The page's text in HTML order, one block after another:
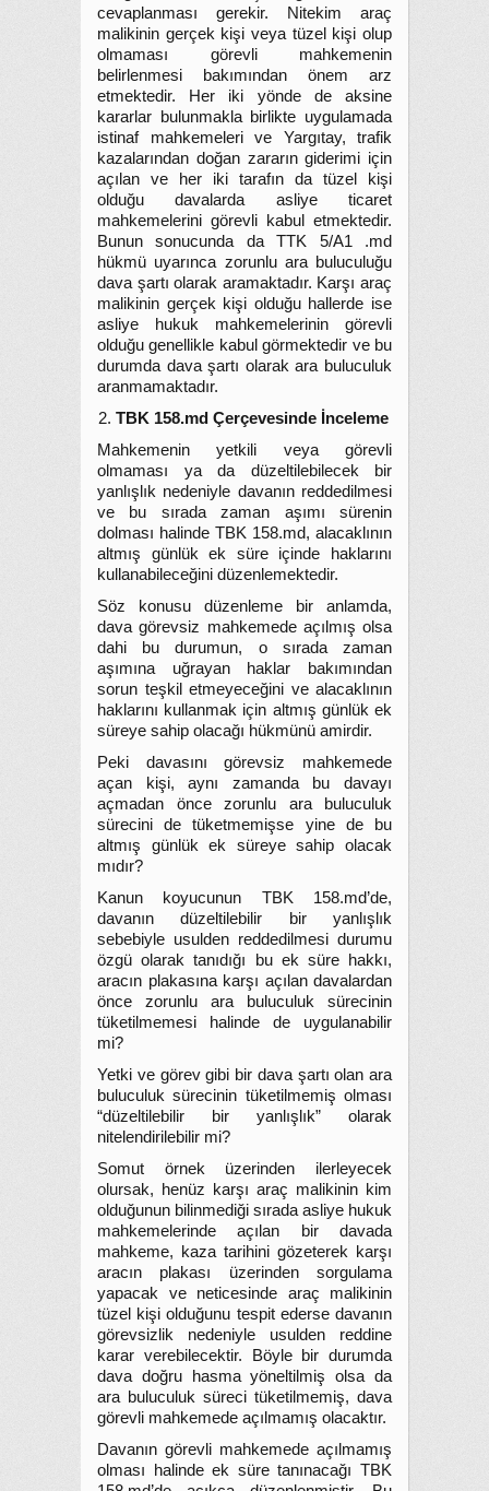
cevaplanması gerekir. Nitekim araç
malikinin gerçek kişi veya tüzel kişi olup
olmaması görevli mahkemenin
belirlenmesi bakımından önem arz
etmektedir. Her iki yönde de aksine
kararlar bulunmakla birlikte uygulamada
istinaf mahkemeleri ve Yargıtay, trafik
kazalarından doğan zararın giderimi için
açılan ve her iki tarafın da tüzel kişi
olduğu davalarda asliye ticaret
mahkemelerini görevli kabul etmektedir.
Bunun sonucunda da TTK 5/A1 .md
hükmü uyarınca zorunlu ara buluculuğu
dava şartı olarak aramaktadır. Karşı araç
malikinin gerçek kişi olduğu hallerde ise
asliye hukuk mahkemelerinin görevli
olduğu genellikle kabul görmektedir ve bu
durumda dava şartı olarak ara buluculuk
aranmamaktadır.
TBK 158.md Çerçevesinde İnceleme
Mahkemenin yetkili veya görevli
olmaması ya da düzeltilebilecek bir
yanlışlık nedeniyle davanın reddedilmesi
ve bu sırada zaman aşımı sürenin
dolması halinde TBK 158.md, alacaklının
altmış günlük ek süre içinde haklarını
kullanabileceğini düzenlemektedir.
Söz konusu düzenleme bir anlamda,
dava görevsiz mahkemede açılmış olsa
dahi bu durumun, o sırada zaman
aşımına uğrayan haklar bakımından
sorun teşkil etmeyeceğini ve alacaklının
haklarını kullanmak için altmış günlük ek
süreye sahip olacağı hükmünü amirdir.
Peki davasını görevsiz mahkemede
açan kişi, aynı zamanda bu davayı
açmadan önce zorunlu ara buluculuk
sürecini de tüketmemişse yine de bu
altmış günlük ek süreye sahip olacak
mıdır?
Kanun koyucunun TBK 158.md’de,
davanın düzeltilebilir bir yanlışlık
sebebiyle usulden reddedilmesi durumu
özgü olarak tanıdığı bu ek süre hakkı,
aracın plakasına karşı açılan davalardan
önce zorunlu ara buluculuk sürecinin
tüketilmemesi halinde de uygulanabilir
mi?
Yetki ve görev gibi bir dava şartı olan ara
buluculuk sürecinin tüketilmemiş olması
“düzeltilebilir bir yanlışlık” olarak
nitelendirilebilir mi?
Somut örnek üzerinden ilerleyecek
olursak, henüz karşı araç malikinin kim
olduğunun bilinmediği sırada asliye hukuk
mahkemelerinde açılan bir davada
mahkeme, kaza tarihini gözeterek karşı
aracın plakası üzerinden sorgulama
yapacak ve neticesinde araç malikinin
tüzel kişi olduğunu tespit ederse davanın
görevsizlik nedeniyle usulden reddine
karar verebilecektir. Böyle bir durumda
dava doğru hasma yöneltilmiş olsa da
ara buluculuk süreci tüketilmemiş, dava
görevli mahkemede açılmamış olacaktır.
Davanın görevli mahkemede açılmamış
olması halinde ek süre tanınacağı TBK